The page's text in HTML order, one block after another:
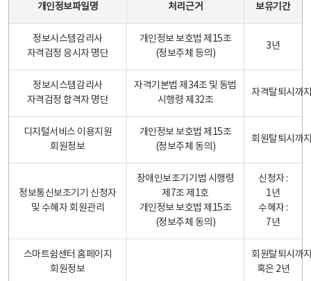
개인정보파일명 처리근거 보유기간
정보시스템감리사
자격검정 응시자 명단
개인정보 보호법 제15조
(정보주체 등의)
3년
정보시스템감리사
자격검정 합격자 명단
자격기본법 제34조 및 동법
시행령 제32조
자격탈퇴시까
디지털서비스 이용지원
회원정보
개인정보 보호법 제15조
(정보주체 동의)
회원탈퇴시까
정보통신보조기기 신청자
및 수혜자 회원관리
장애인보조기기법 시행령
제7조 제1호
개인정보 보호법 제15조
(정보주체 동의)
신청자 :
1년
수혜자 :
7년
스마트쉼센터 홈페이지
회원정보
회원탈퇴시까
혹은 2년